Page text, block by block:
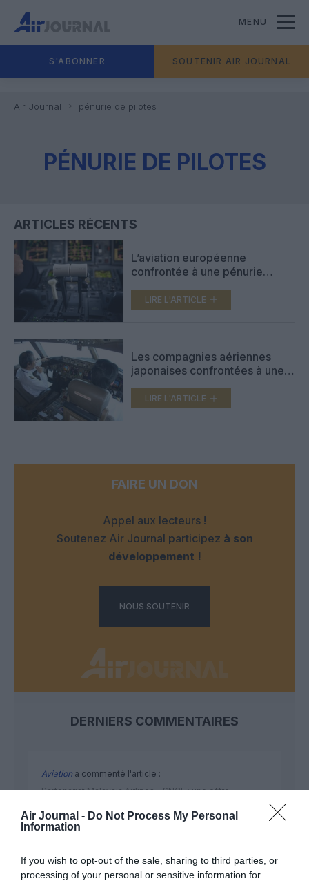
Air Journal - Do Not Process My Personal
Information
If you wish to opt-out of the sale, sharing to third parties, or
processing of your personal or sensitive information for
MENU
S'ABONNER SOUTENIR AIR JOURNAL
Air Journal pénurie de pilotes
PÉNURIE DE PILOTES
ARTICLES RÉCENTS
L’aviation européenne
confrontée à une pénurie
LIRE L'ARTICLE
Les compagnies aériennes
japonaises confrontées à une
demande touristique
LIRE L'ARTICLE
FAIRE UN DON
Appel aux lecteurs !
Soutenez Air Journal participez à son
développement !
NOUS SOUTENIR
DERNIERS COMMENTAIRES
Aviation a commenté l'article :
Partenariat Malaysia Airlines – SNCF : une offre
NDRa commenté l'article :
Aéroports du Maroc : la carte d’embarquement passe